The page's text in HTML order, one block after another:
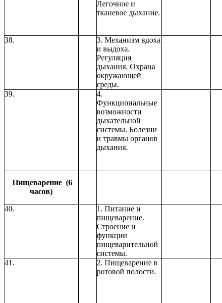
Легочное и
тканевое дыхание.
38.
3. Механизм вдоха
и выдоха.
Регуляция
дыхания. Охрана
окружающей
среды.
39.
4.
Функциональные
возможности
дыхательной
системы. Болезни
и травмы органов
дыхания.
Пищеварение (6
часов)
40.
1. Питание и
пищеварение.
Строение и
функции
пищеварительной
системы.
41.
2. Пищеварение в
ротовой полости.